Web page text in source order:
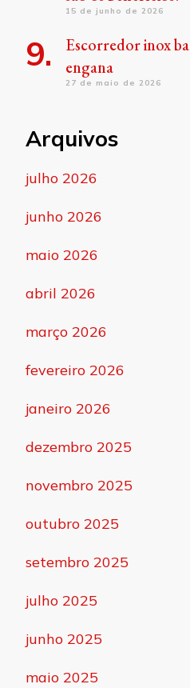
15 de junho de 2026
Escorredor inox
engana
27 de maio de 2026
Arquivos
julho 2026
junho 2026
maio 2026
abril 2026
março 2026
fevereiro 2026
janeiro 2026
dezembro 2025
novembro 2025
outubro 2025
setembro 2025
julho 2025
junho 2025
maio 2025